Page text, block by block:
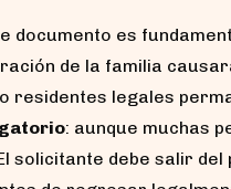
documento es
de la familia
residentes legales
: aunque muchas
solicitante debe salir